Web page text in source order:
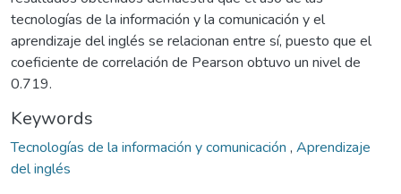
tecnologías de la información y la comunicación y el
aprendizaje del inglés se relacionan entre sí, puesto que el
coeficiente de correlación de Pearson obtuvo un nivel de
0.719.
Keywords
Tecnologías de la información y comunicación , Aprendizaje
del inglés